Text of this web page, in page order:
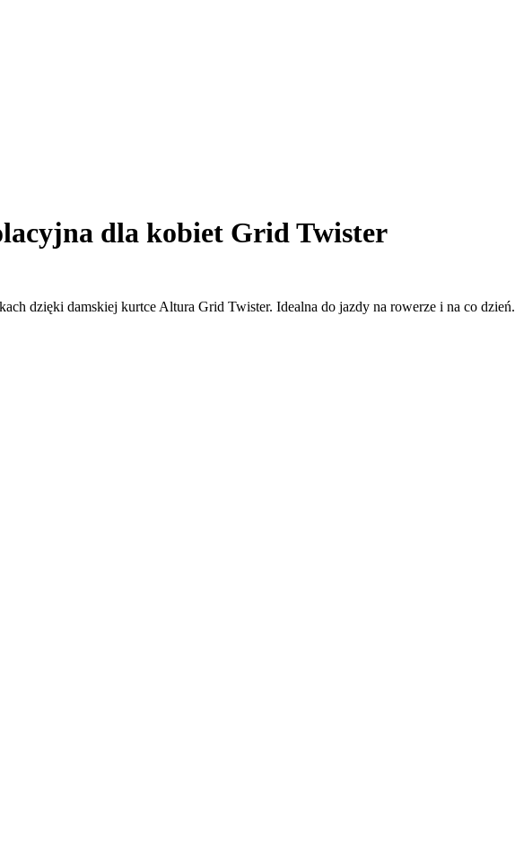
dla kobiet Grid Twister
dzięki damskiej kurtce Altura Grid Twister. Idealna do jazdy na rowerze i na co dzień.